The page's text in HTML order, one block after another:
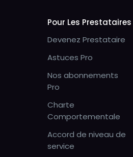
Pour Les Prestataires
Devenez Prestataire
Astuces Pro
Nos abonnements
Pro
Charte
Comportementale
Accord de niveau de
service